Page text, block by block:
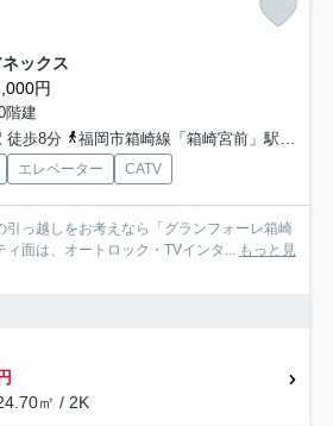
ックス
円
階建
徒歩8分
福岡市箱崎線「箱崎宮前」駅 徒歩10分
エレベーター CATV
引っ越しをお考えなら「グランフォーレ箱崎
ィ面は、オートロック・TVインタ... もっと見
㎡ / 2K